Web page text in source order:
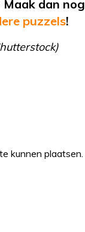
dan
puzzels!
kunnen plaatsen.